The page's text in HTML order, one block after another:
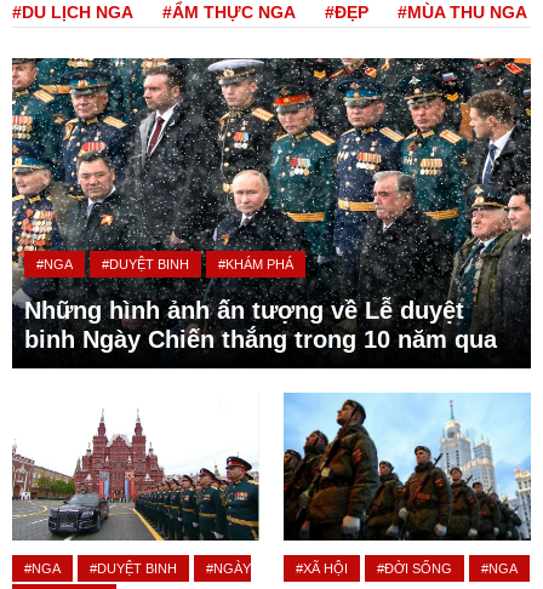
#DU LỊCH NGA #ẨM THỰC NGA #ĐẸP #MÙA THU NGA
#NGA #DUYỆT BINH #KHÁM PHÁ
Những hình ảnh ấn tượng về Lễ duyệt
binh Ngày Chiến thắng trong 10 năm qua
#NGA #DUYỆT BINH
#NGÀY
#XÃ HỘI #ĐỜI SỐNG #NGA